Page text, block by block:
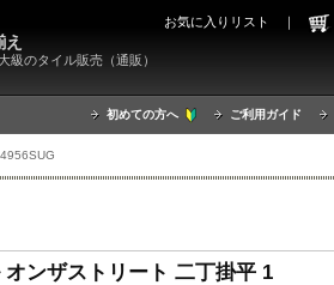
級のタイル販売（通販）
初めての方へ ご利用ガイド
お気に入りリスト ｜
オンザストリート 二丁掛平 1